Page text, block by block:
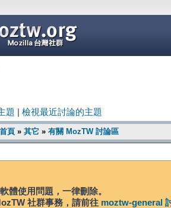
題 檢視最近討論的主題
頁 » 其它 » 有關 MozTW 討論區
體使用問題，一律刪除。
社群事務，請前往 moztw-general